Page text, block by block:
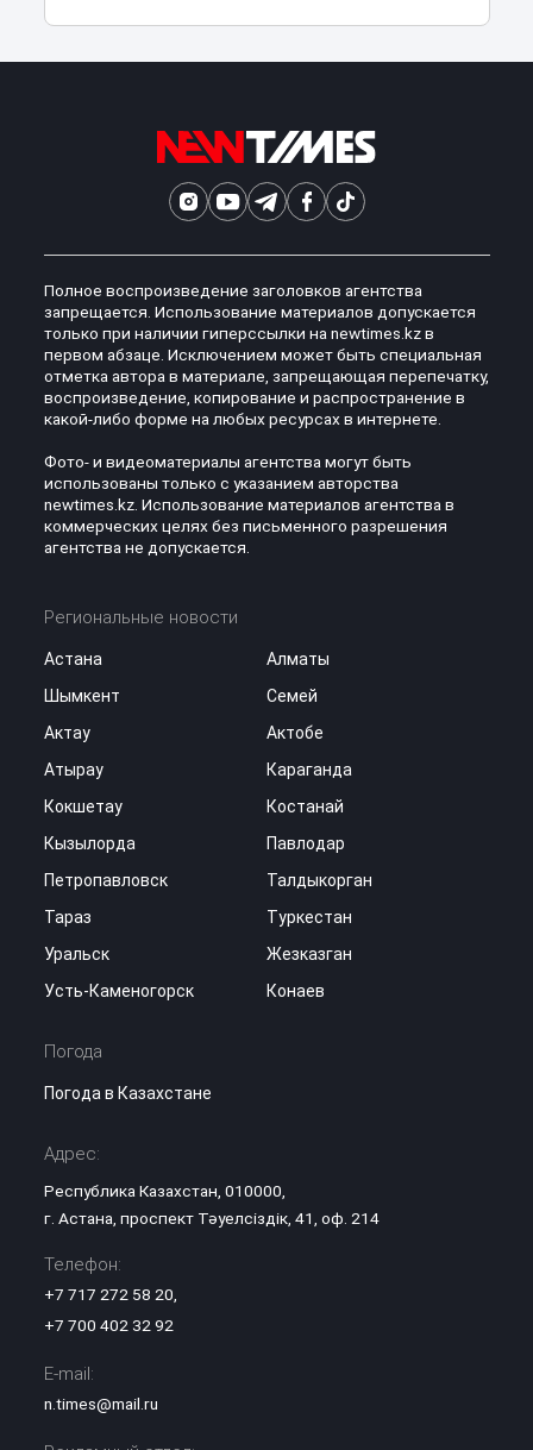
Полное воспроизведение заголовков агентства
запрещается. Использование материалов допускается
только при наличии гиперссылки на newtimes.kz в
первом абзаце. Исключением может быть специальная
отметка автора в материале, запрещающая перепечатку,
воспроизведение, копирование и распространение в
какой-либо форме на любых ресурсах в интернете.
Фото- и видеоматериалы агентства могут быть
использованы только с указанием авторства
newtimes.kz. Использование материалов агентства в
коммерческих целях без письменного разрешения
агентства не допускается.
Региональные новости
Астана
Алматы
Шымкент
Семей
Актау
Актобе
Атырау
Караганда
Кокшетау
Костанай
Кызылорда
Павлодар
Петропавловск
Талдыкорган
Тараз
Туркестан
Уральск
Жезказган
Усть-Каменогорск
Конаев
Погода
Погода в Казахстане
Адрес:
Республика Казахстан, 010000,
г. Астана, проспект Тәуелсіздік, 41, оф. 214
Телефон:
+7 717 272 58 20
+7 700 402 32 92
E-mail:
n.times@mail.ru